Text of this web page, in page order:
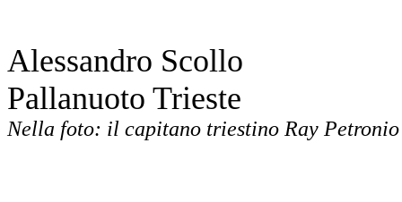
Alessandro Scollo
Pallanuoto Trieste
Nella foto: il capitano triestino Ray Petronio